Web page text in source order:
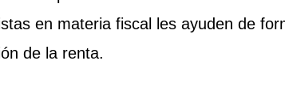
en materia fiscal les ayuden de
de la renta.